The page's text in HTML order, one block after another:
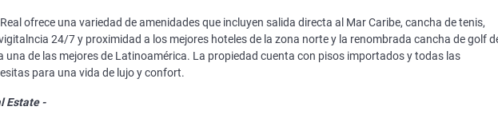
ofrece una variedad de amenidades que incluyen salida directa al Mar Caribe, cancha de tenis,
24/7 y proximidad a los mejores hoteles de la zona norte y la renombrada cancha de golf
una de las mejores de Latinoamérica. La propiedad cuenta con pisos importados y todas las
para una vida de lujo y confort.
Estate -